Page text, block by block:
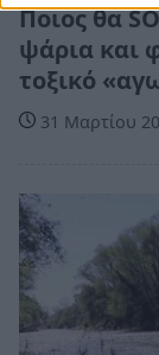
Ποιος θα
ψάρια και
τοξικό
31 Μαρτίου